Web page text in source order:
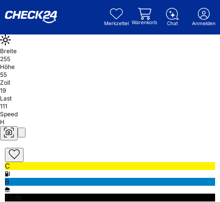
Merkzettel Warenkorb Chat Anmelden
Breite
255
Höhe
55
Zoll
19
Last
111
Speed
H
C
B
73db